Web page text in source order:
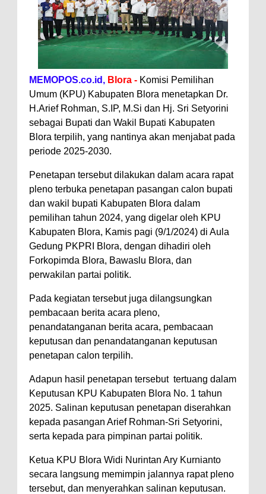
MEMOPOS.co.id, Blora - Komisi Pemilihan
Umum (KPU) Kabupaten Blora menetapkan Dr.
H.Arief Rohman, S.IP, M.Si dan Hj. Sri Setyorini
sebagai Bupati dan Wakil Bupati Kabupaten
Blora terpilih, yang nantinya akan menjabat pada
periode 2025-2030.
Penetapan tersebut dilakukan dalam acara rapat
pleno terbuka penetapan pasangan calon bupati
dan wakil bupati Kabupaten Blora dalam
pemilihan tahun 2024, yang digelar oleh KPU
Kabupaten Blora, Kamis pagi (9/1/2024) di Aula
Gedung PKPRI Blora, dengan dihadiri oleh
Forkopimda Blora, Bawaslu Blora, dan
perwakilan partai politik.
Pada kegiatan tersebut juga dilangsungkan
pembacaan berita acara pleno,
penandatanganan berita acara, pembacaan
keputusan dan penandatanganan keputusan
penetapan calon terpilih.
Adapun hasil penetapan tersebut tertuang dalam
Keputusan KPU Kabupaten Blora No. 1 tahun
2025. Salinan keputusan penetapan diserahkan
kepada pasangan Arief Rohman-Sri Setyorini,
serta kepada para pimpinan partai politik.
Ketua KPU Blora Widi Nurintan Ary Kurnianto
secara langsung memimpin jalannya rapat pleno
tersebut, dan menyerahkan salinan keputusan.